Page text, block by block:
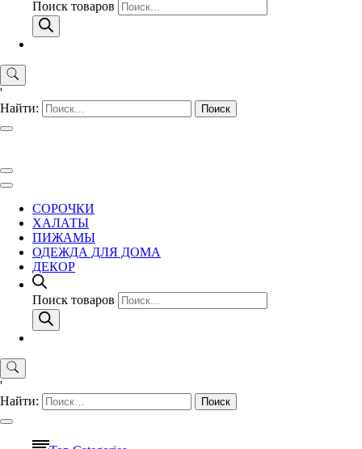
Поиск товаров
'
Найти:
СОРОЧКИ
ХАЛАТЫ
ПИЖАМЫ
ОДЕЖДА ДЛЯ ДОМА
ДЕКОР
Поиск товаров
'
Найти: